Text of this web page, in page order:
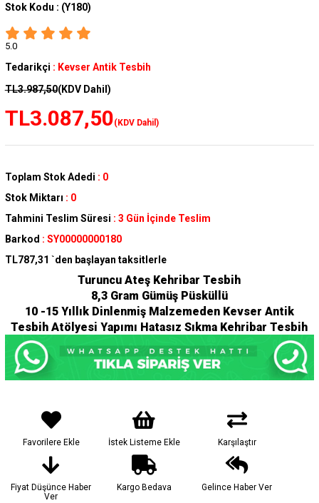
Stok Kodu : (Y180)
5.0
Tedarikçi : Kevser Antik Tesbih
TL3.987,50(KDV Dahil)
TL3.087,50(KDV Dahil)
Toplam Stok Adedi : 0
Stok Miktarı : 0
Tahmini Teslim Süresi : 3 Gün İçinde Teslim
Barkod : SY00000000180
TL787,31 `den başlayan taksitlerle
Turuncu Ateş Kehribar Tesbih
8,3 Gram Gümüş Püsküllü
10 -15 Yıllık Dinlenmiş Malzemeden Kevser Antik
Tesbih Atölyesi Yapımı Hatasız Sıkma Kehribar Tesbih
Favorilere Ekle İstek Listeme Ekle Karşılaştır
Fiyat Düşünce Haber
Ver
Kargo Bedava Gelince Haber Ver